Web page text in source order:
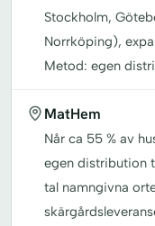
Stockholm,
Norrköping),
Metod: egen
MatHem
Når ca 55 % av
egen distribution
tal namngivna